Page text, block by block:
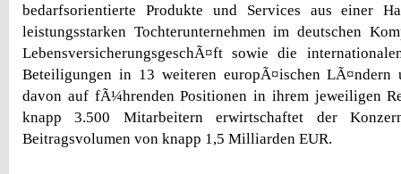
bedarfsorientierte Produkte und Services aus einer
leistungsstarken Tochterunternehmen im deutschen
LebensversicherungsgeschÃ¤ft sowie die
Beteiligungen in 13 weiteren europÃ¤ischen
davon auf fÃ¼hrenden Positionen in ihrem jeweiligen
knapp 3.500 Mitarbeitern erwirtschaftet der
Beitragsvolumen von knapp 1,5 Milliarden EUR.